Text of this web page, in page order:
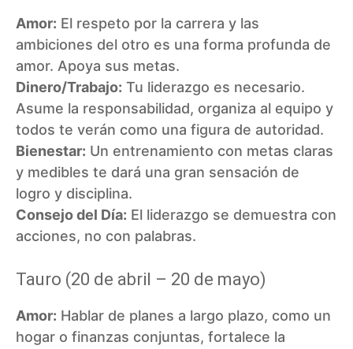
Amor: El respeto por la carrera y las
ambiciones del otro es una forma profunda de
amor. Apoya sus metas.
Dinero/Trabajo: Tu liderazgo es necesario.
Asume la responsabilidad, organiza al equipo y
todos te verán como una figura de autoridad.
Bienestar: Un entrenamiento con metas claras
y medibles te dará una gran sensación de
logro y disciplina.
Consejo del Día: El liderazgo se demuestra con
acciones, no con palabras.
Tauro (20 de abril – 20 de mayo)
Amor: Hablar de planes a largo plazo, como un
hogar o finanzas conjuntas, fortalece la